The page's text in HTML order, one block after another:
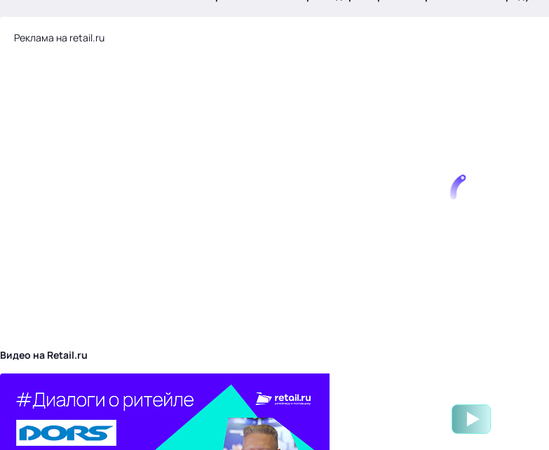
Реклама на retail.ru
Видео на Retail.ru